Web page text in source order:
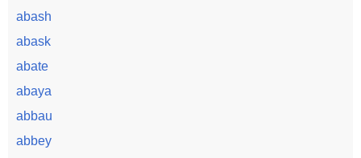
abash
abask
abate
abaya
abbau
abbey